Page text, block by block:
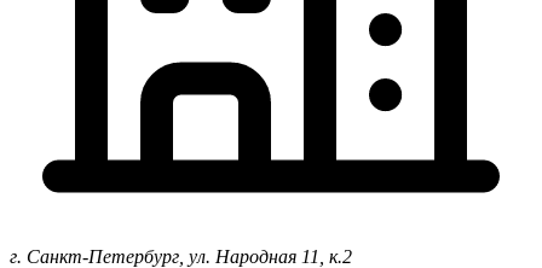
г. Санкт-Петербург, ул. Народная 11, к.2